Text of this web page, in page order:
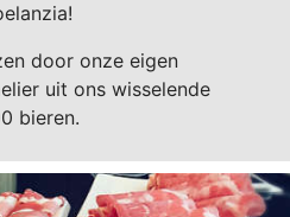
door onze eigen
uit ons wisselende
bieren.